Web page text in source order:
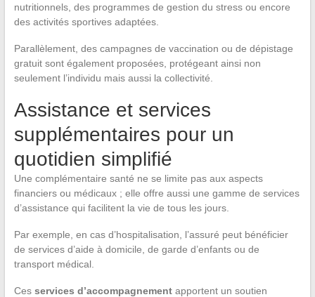
nutritionnels, des programmes de gestion du stress ou encore
des activités sportives adaptées.
Parallèlement, des campagnes de vaccination ou de dépistage
gratuit sont également proposées, protégeant ainsi non
seulement l’individu mais aussi la collectivité.
Assistance et services
supplémentaires pour un
quotidien simplifié
Une complémentaire santé ne se limite pas aux aspects
financiers ou médicaux ; elle offre aussi une gamme de services
d’assistance qui facilitent la vie de tous les jours.
Par exemple, en cas d’hospitalisation, l’assuré peut bénéficier
de services d’aide à domicile, de garde d’enfants ou de
transport médical.
Ces services d’accompagnementapportent un soutien